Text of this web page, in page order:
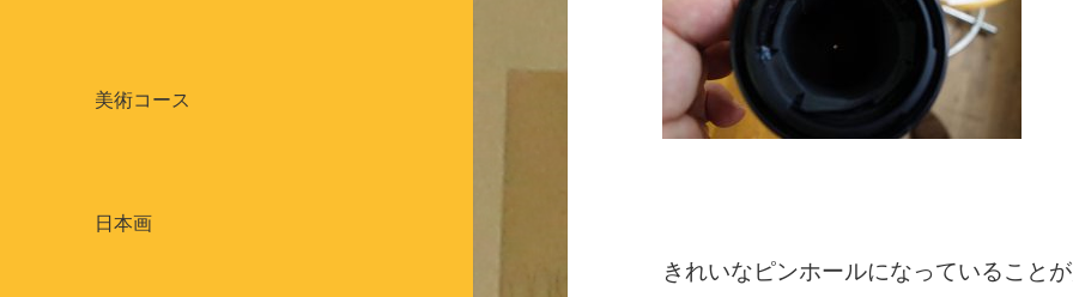
美術コース
日本画
きれいなピンホールになっていること